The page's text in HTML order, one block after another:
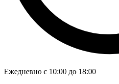
Ежедневно с 10:00 до 18:00